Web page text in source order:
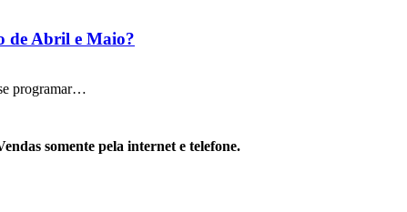
de Abril e Maio?
programar…
somente pela internet e telefone.